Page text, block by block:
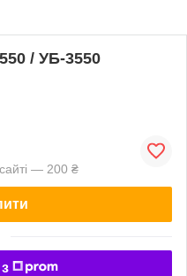
/ УБ-3550
— 200 ₴